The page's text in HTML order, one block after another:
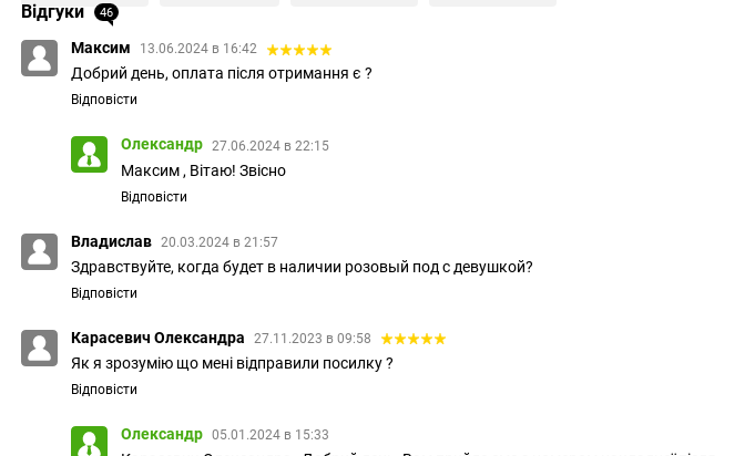
Відгуки 46
Максим 13.06.2024 в 16:42
Добрий день, оплата після отримання є ?
Відповісти
Олександр 27.06.2024 в 22:15
Максим , Вітаю! Звісно
Відповісти
Владислав 20.03.2024 в 21:57
Здравствуйте, когда будет в наличии розовый под с девушкой?
Відповісти
Карасевич Олександра 27.11.2023 в 09:58
Як я зрозумію що мені відправили посилку ?
Відповісти
Олександр 05.01.2024 в 15:33